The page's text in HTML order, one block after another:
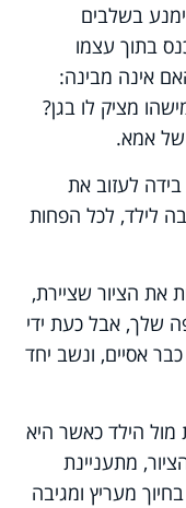
בשלבים
בתוך עצמו
אינה מבינה:
מציק לו בגן?
של אמא.
לעזוב את
לילד, לכל הפחות
את הציור שציירת,
שלך, אבל כעת ידי
אסיים, ונשב יחד
מול הילד כאשר היא
מתעניינת
מעריץ ומגיבה